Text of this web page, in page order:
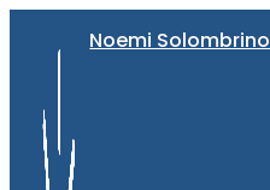
Noemi Solombrino